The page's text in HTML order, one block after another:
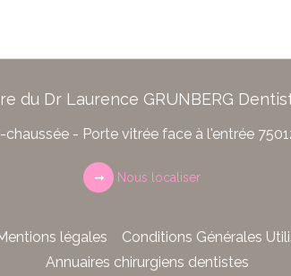
du Dr Laurence GRUNBERG
chaussée - Porte vitrée face à l'entrée
Nous localiser
légales Conditions Générales
Annuaires chirurgiens dentistes